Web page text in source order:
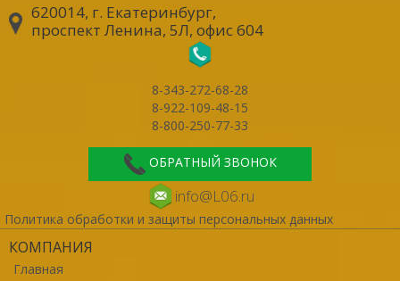
620014, г. Екатеринбург,
проспект Ленина, 5Л, офис 604
8-343-272-68-28
8-922-109-48-15
8-800-250-77-33
ОБРАТНЫЙ ЗВОНОК
info@L06.ru
Политика обработки и защиты персональных данных
КОМПАНИЯ
Главная